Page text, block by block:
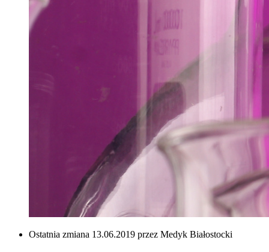
Ostatnia zmiana 13.06.2019 przez Medyk Białostocki